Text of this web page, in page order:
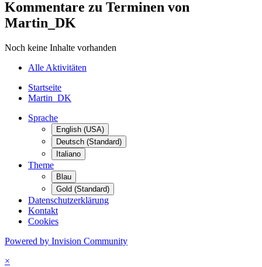
Kommentare zu Terminen von
Martin_DK
Noch keine Inhalte vorhanden
Alle Aktivitäten
Startseite
Martin_DK
Sprache
English (USA)
Deutsch (Standard)
Italiano
Theme
Blau
Gold (Standard)
Datenschutzerklärung
Kontakt
Cookies
Powered by Invision Community
×